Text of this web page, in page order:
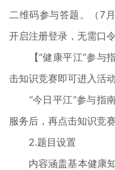
二维码参与答题。（7
开启注册登录，无需口令
【“健康平江”参与指
击知识竞赛即可进入活动
“今日平江”参与指南
服务后，再点击知识竞
2.题目设置
内容涵盖基本健康知